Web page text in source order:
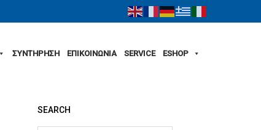
ΣΥΝΤΗΡΗΣΗ ΕΠΙΚΟΙΝΩΝΙΑ SERVICE ESHOP
SEARCH